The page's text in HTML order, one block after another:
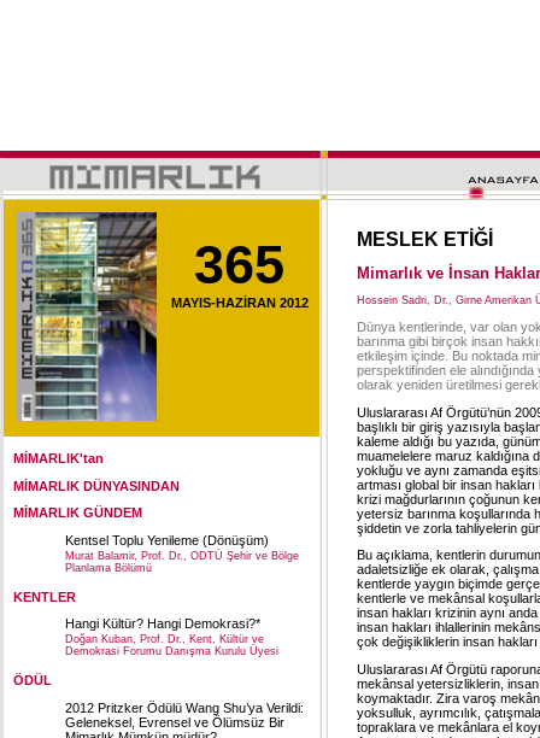
365
MAYIS-HAZİRAN 2012
MİMARLIK'tan
MİMARLIK DÜNYASINDAN
MİMARLIK GÜNDEM
Kentsel Toplu Yenileme (Dönüşüm)
Murat Balamir, Prof. Dr., ODTÜ Şehir ve Bölge
Planlama Bölümü
KENTLER
Hangi Kültür? Hangi Demokrasi?*
Doğan Kuban, Prof. Dr., Kent, Kültür ve
Demokrasi Forumu Danışma Kurulu Üyesi
ÖDÜL
2012 Pritzker Ödülü Wang Shu’ya Verildi:
Geleneksel, Evrensel ve Ölümsüz Bir
MESLEK ETİĞİ
Mimarlık ve İnsan
Hossein Sadri, Dr., Girne Amerikan
Dünya kentlerinde, var olan
barınma gibi birçok insan
etkileşim içinde. Bu noktada
perspektifinden ele
olarak yeniden üretilmesi
Uluslararası Af Örgütü’nün
başlıklı bir giriş yazısıyla
kaleme aldığı bu yazıda,
muamelelere maruz kaldığına
yokluğu ve aynı zamanda
artması global bir insan hakları
krizi mağdurlarının çoğunun
yetersiz barınma koşullarında
şiddetin ve zorla tahliyelerin
Bu açıklama, kentlerin
adaletsizliğe ek olarak,
kentlerde yaygın biçimde
kentlerle ve mekânsal
insan hakları krizinin aynı
insan hakları ihlallerinin
çok değişikliklerin insan
Uluslararası Af Örgütü
mekânsal yetersizliklerin,
koymaktadır. Zira varoş
yoksulluk, ayrımcılık,
topraklara ve mekânlara el